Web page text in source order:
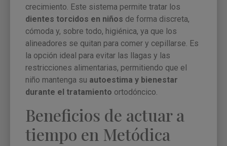
crecimiento. Este sistema permite tratar los
dientes torcidos en niños de forma discreta,
cómoda y, sobre todo, higiénica, ya que los
alineadores se quitan para comer y cepillarse. Es
la opción ideal para evitar las llagas y las
restricciones alimentarias, permitiendo que el
niño mantenga su autoestima y bienestar
durante el tratamiento ortodóncico.
Beneficios de actuar a
tiempo en Metódica